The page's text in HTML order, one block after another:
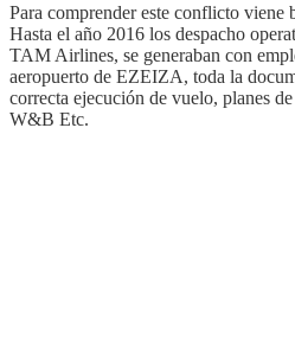
Para comprender este conflicto viene
Hasta el año 2016 los despacho
TAM Airlines, se generaban con
aeropuerto de EZEIZA, toda la
correcta ejecución de vuelo, planes
W&B Etc.